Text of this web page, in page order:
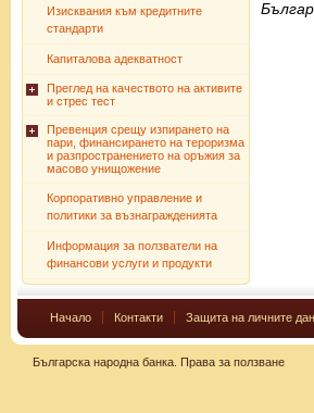
Изисквания към кредитните
стандарти
Капиталова адекватност
Преглед на качеството на активите
и стрес тест
Превенция срещу изпирането на
пари, финансирането на тероризма
и разпространението на оръжия за
масово унищожение
Корпоративно управление и
политики за възнагражденията
Информация за ползватели на
финансови услуги и продукти
Начало Контакти Защита на личните
Българска народна банка. Права за ползване